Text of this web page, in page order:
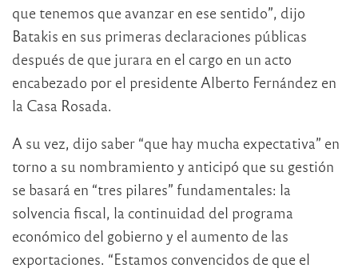
que tenemos que avanzar en ese sentido”, dijo
Batakis en sus primeras declaraciones públicas
después de que jurara en el cargo en un acto
encabezado por el presidente Alberto Fernández en
la Casa Rosada.
A su vez, dijo saber “que hay mucha expectativa” en
torno a su nombramiento y anticipó que su gestión
se basará en “tres pilares” fundamentales: la
solvencia fiscal, la continuidad del programa
económico del gobierno y el aumento de las
exportaciones. “Estamos convencidos de que el